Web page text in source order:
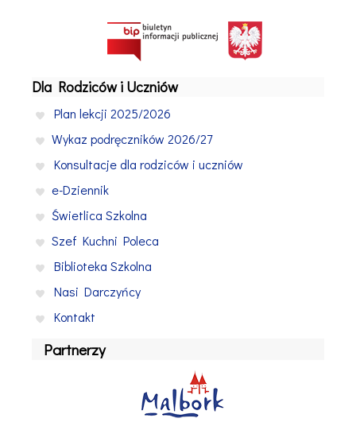
Dla Rodziców i Uczniów
Plan lekcji 2025/2026
Wykaz podręczników 2026/27
Konsultacje dla rodziców i uczniów
e-Dziennik
Świetlica Szkolna
Szef Kuchni Poleca
Biblioteka Szkolna
Nasi Darczyńcy
Kontakt
Partnerzy